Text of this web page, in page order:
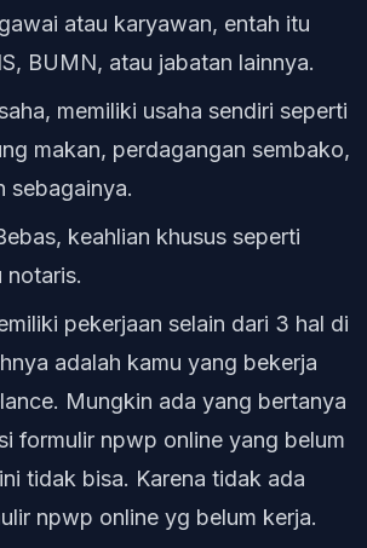
atau karyawan, entah itu
BUMN, atau jabatan lainnya.
memiliki usaha sendiri seperti
makan, perdagangan sembako,
sebagainya.
keahlian khusus seperti
notaris.
pekerjaan selain dari 3 hal di
adalah kamu yang bekerja
Mungkin ada yang bertanya
formulir npwp online yang belum
tidak bisa. Karena tidak ada
npwp online yg belum kerja.